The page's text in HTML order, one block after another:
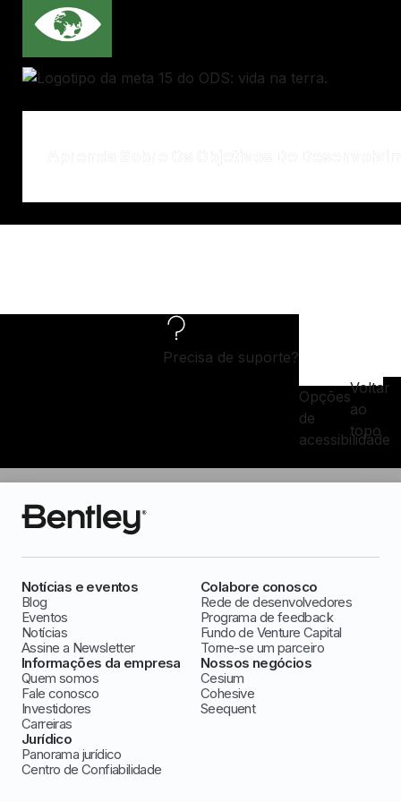
Precisa de suporte?
Opções
de
acessibilidade
Voltar
ao
topo
Notícias e eventos
Blog
Eventos
Notícias
Assine a Newsletter
Colabore conosco
Rede de desenvolvedores
Programa de feedback
Fundo de Venture Capital
Torne-se um parceiro
Informações da empresa
Quem somos
Fale conosco
Investidores
Carreiras
Nossos negócios
Cesium
Cohesive
Seequent
Jurídico
Panorama jurídico
Centro de Confiabilidade